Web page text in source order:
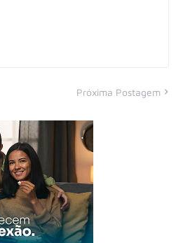
Próxima Postagem